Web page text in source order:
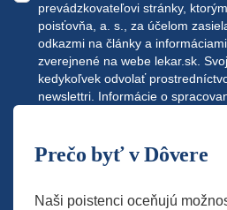
prevádzkovateľovi stránky,
poisťovňa, a. s., za účelom
odkazmi na články a
zverejnené na webe lekar.sk.
kedykoľvek odvolať
newslettri. Informácie o
Prečo byť v Dôvere
Naši poistenci oceňujú